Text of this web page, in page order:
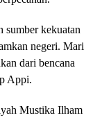
sumber kekuatan
negeri. Mari
dari bencana
Appi.
Mustika Ilham